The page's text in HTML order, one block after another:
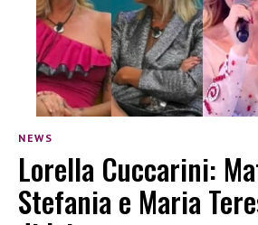
NEWS
Lorella Cuccarini:
Stefania e Maria